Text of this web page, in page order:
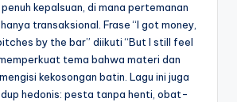
kepalsuan, di mana pertemanan
transaksional. Frase “I got money,
by the bar” diikuti “But I still feel
memperkuat tema bahwa materi dan
kekosongan batin. Lagu ini juga
hedonis: pesta tanpa henti, obat-